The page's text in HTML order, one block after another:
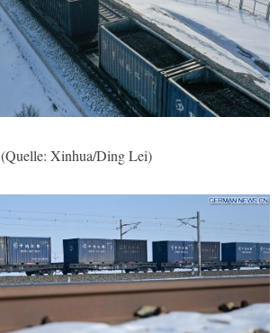
(Quelle: Xinhua/Ding Lei)